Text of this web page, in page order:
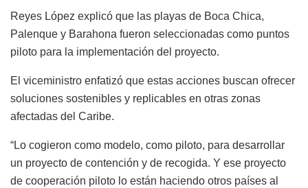
Reyes López explicó que las playas de Boca Chica,
Palenque y Barahona fueron seleccionadas como puntos
piloto para la implementación del proyecto.
El viceministro enfatizó que estas acciones buscan ofrecer
soluciones sostenibles y replicables en otras zonas
afectadas del Caribe.
“Lo cogieron como modelo, como piloto, para desarrollar
un proyecto de contención y de recogida. Y ese proyecto
de cooperación piloto lo están haciendo otros países al